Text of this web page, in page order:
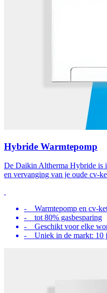
Hybride Warmtepomp
De Daikin Altherma Hybride is
en vervanging van je oude cv-
- Warmtepomp en cv-
- tot 80% gasbesparing
- Geschikt voor elke
- Uniek in de markt: